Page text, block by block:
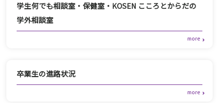
学生何でも相談室・保健室・KOSEN こころとからだの
学外相談室
卒業生の進路状況